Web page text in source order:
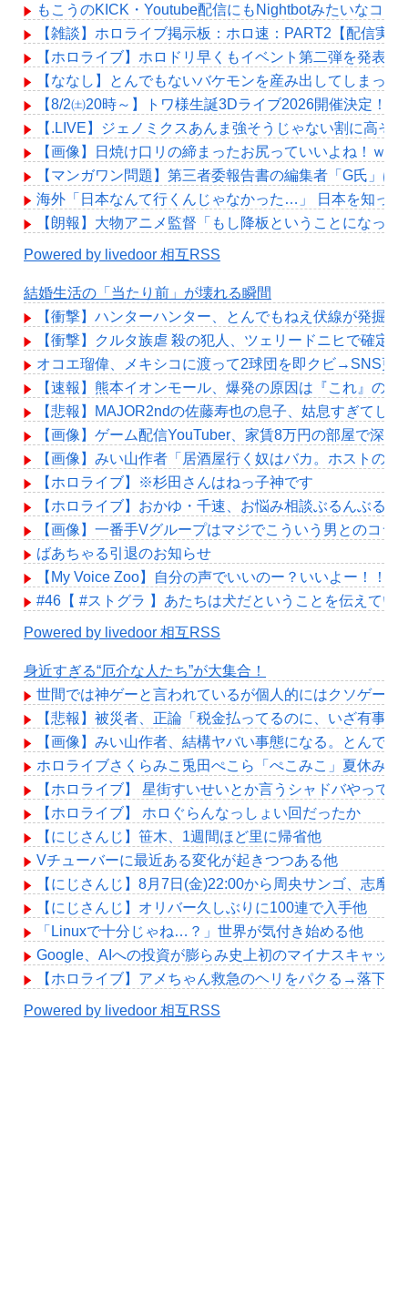
もこうのKICK・Youtube配信にもNightbotみたいなコ
【雑談】ホロライブ掲示板：ホロ速：PART2【配信実況
【ホロライブ】ホロドリ早くもイベント第二弾を発表
【ななし】とんでもないバケモンを産み出してしまっ
【8/2㈯20時～】トワ様生誕3Dライブ2026開催決定！
【.LIVE】ジェノミクスあんま強そうじゃない割に高そ
【画像】日焼け口リの締まったお尻っていいよね！ｗｗ
【マンガワン問題】第三者委報告書の編集者「G氏」は
海外「日本なんて行くんじゃなかった…」 日本を知っ
【朗報】大物アニメ監督「もし降板ということになっ
Powered by livedoor 相互RSS
結婚生活の「当たり前」が壊れる瞬間
【衝撃】ハンターハンター、とんでもねえ伏線が発掘
【衝撃】クルタ族虐 殺の犯人、ツェリードニヒで確定
オコエ瑠偉、メキシコに渡って2球団を即クビ→SNS更
【速報】熊本イオンモール、爆発の原因は『これ』の可
【悲報】MAJOR2ndの佐藤寿也の息子、姑息すぎてし
【画像】ゲーム配信YouTuber、家賃8万円の部屋で深
【画像】みい山作者「居酒屋行く奴はバカ。ホストの
【ホロライブ】※杉田さんはねっ子神です
【ホロライブ】おかゆ・千速、お悩み相談ぶるんぶる
【画像】一番手Vグループはマジでこういう男とのコラ
ばあちゃる引退のお知らせ
【My Voice Zoo】自分の声でいいのー？いいよー！！
#46【 #ストグラ 】あたちは犬だということを伝えてい
Powered by livedoor 相互RSS
身近すぎる“厄介な人たち”が大集合！
世間では神ゲーと言われているが個人的にはクソゲーだ
【悲報】被災者、正論「税金払ってるのに、いざ有事
【画像】みい山作者、結構ヤバい事態になる。とんで
ホロライブさくらみこ兎田ぺこら「ぺこみこ」夏休み
【ホロライブ】 星街すいせいとか言うシャドバやって
【ホロライブ】 ホロぐらんなっしょい回だったか
【にじさんじ】笹木、1週間ほど里に帰省他
Vチューバーに最近ある変化が起きつつある他
【にじさんじ】8月7日(金)22:00から周央サンゴ、志摩
【にじさんじ】オリバー久しぶりに100連で入手他
「Linuxで十分じゃね…？」世界が気付き始める他
Google、AIへの投資が膨らみ史上初のマイナスキャッ
【ホロライブ】アメちゃん救急のヘリをパクる→落下【
Powered by livedoor 相互RSS